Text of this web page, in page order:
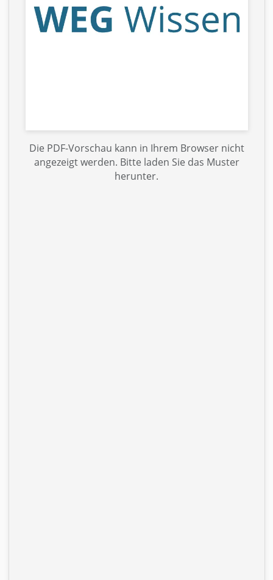
Die PDF-Vorschau kann in Ihrem Browser nicht
angezeigt werden. Bitte laden Sie das Muster
herunter.